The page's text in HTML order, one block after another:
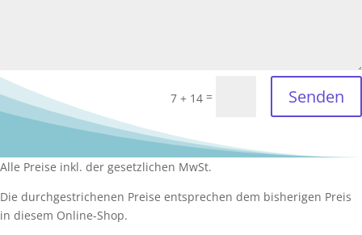
7 + 14 = Senden
Alle Preise inkl. der gesetzlichen MwSt.
Die durchgestrichenen Preise entsprechen dem bisherigen Preis
in diesem Online-Shop.